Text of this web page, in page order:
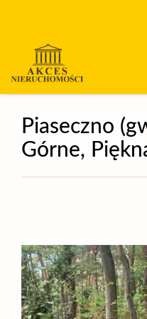
Piaseczno
Górne,
−